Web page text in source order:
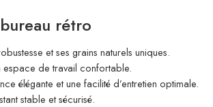
rétro
et ses grains naturels uniques.
espace de travail confortable.
élégante et une facilité d’entretien optimale.
stable et sécurisé.